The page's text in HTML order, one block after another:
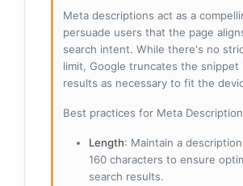
Meta descriptions act as a
persuade users that the page
search intent. While there's no
limit, Google truncates the snippet
results as necessary to fit the
Best practices for Meta
Length: Maintain a
160 characters to ensure
search results.